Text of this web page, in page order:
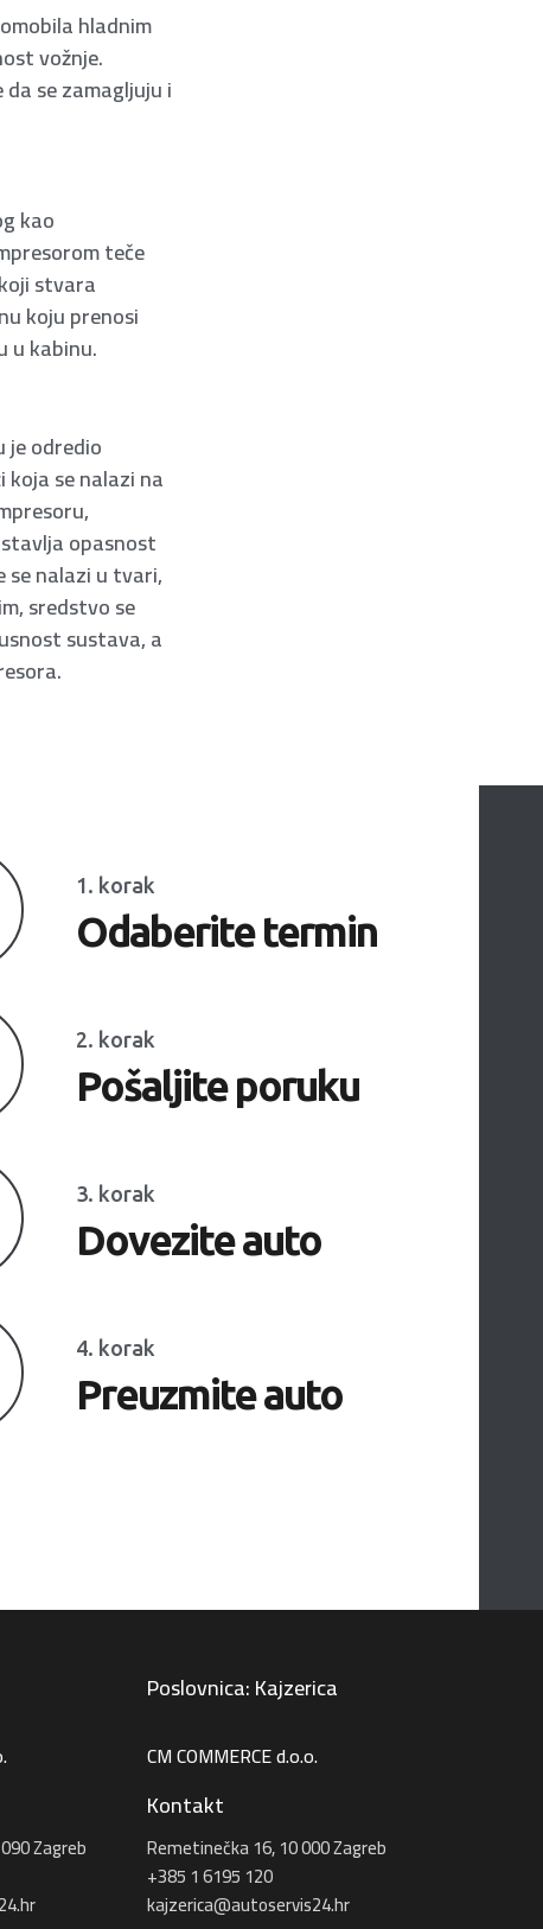
hladnim
vožnje.
se zamagljuju i
kao
teče
stvara
koju prenosi
u kabinu.
odredio
se nalazi na
opasnost
se nalazi u tvari,
sredstvo se
sustava, a
1. korak
Odaberite termin
2. korak
Pošaljite poruku
3. korak
Dovezite auto
4. korak
Preuzmite auto
Zagreb
Poslovnica: Kajzerica
CM COMMERCE d.o.o.
Kontakt
Remetinečka 16, 10 000 Zagreb
+385 1 6195 120
kajzerica@autoservis24.hr